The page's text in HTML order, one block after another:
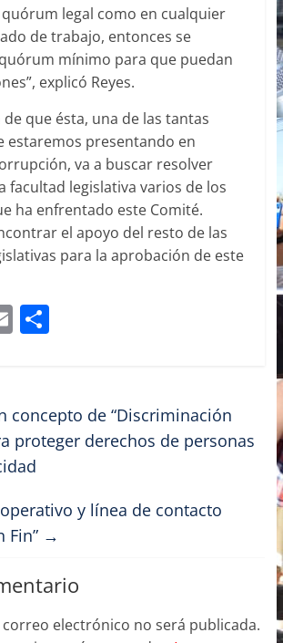
quórum legal como en cualquier
de trabajo, entonces se
mínimo para que puedan
explicó Reyes.
de que ésta, una de las tantas
estaremos presentando en
va a buscar resolver
facultad legislativa varios de los
ha enfrentado este Comité.
el apoyo del resto de las
para la aprobación de este
E
l
C
p
ar
concepto de “Discriminación
proteger derechos de personas
y línea de contacto
Fin” →
electrónico no será publicada.